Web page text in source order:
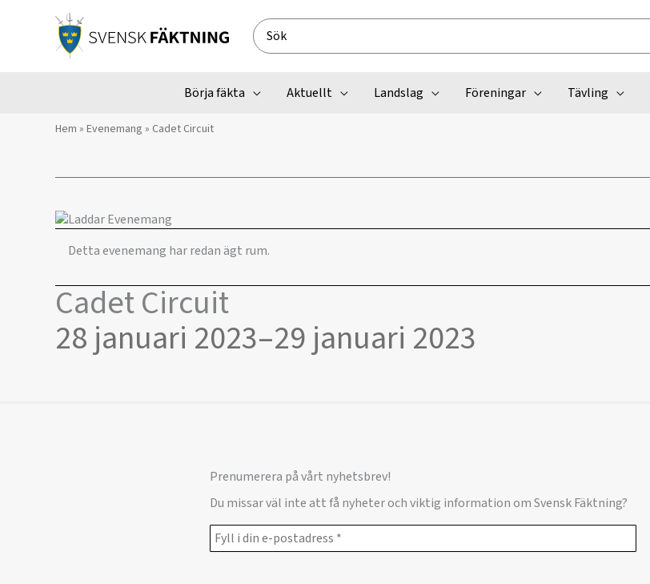
Search
for:
Börja fäkta Aktuellt Landslag Föreningar Tävling
Hem » Evenemang » Cadet Circuit
Detta evenemang har redan ägt rum.
Cadet Circuit
28 januari 2023–29 januari 2023
Prenumerera på vårt nyhetsbrev!
Du missar väl inte att få nyheter och viktig information om Svensk Fäktning?